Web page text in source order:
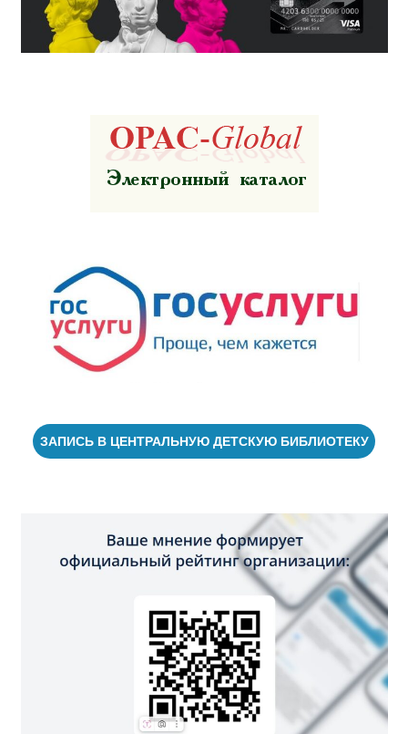
ЗАПИСЬ В ЦЕНТРАЛЬНУЮ ДЕТСКУЮ БИБЛИОТЕКУ